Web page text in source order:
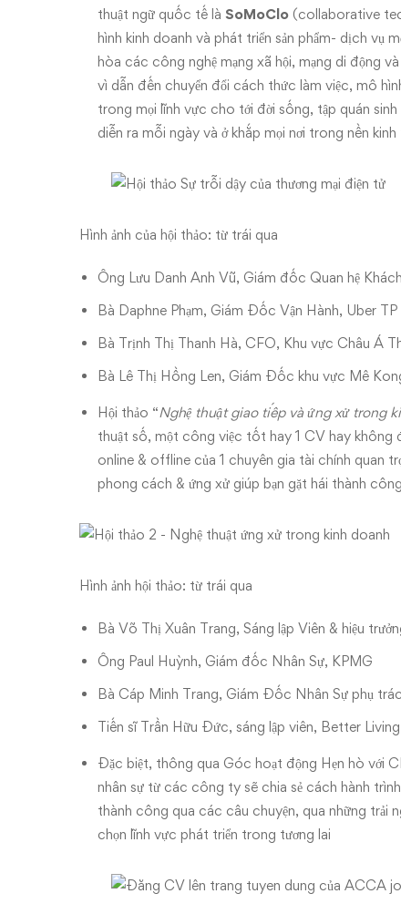
thuật ngữ quốc tế là SoMoClo (collaborative
hình kinh doanh và phát triển sản phẩm- dịch vụ
hòa các công nghệ mạng xã hội, mạng di động
vì dẫn đến chuyển đổi cách thức làm việc, mô
trong mọi lĩnh vực cho tới đời sống, tập quán
diễn ra mỗi ngày và ở khắp mọi nơi trong nền
Hình ảnh của hội thảo: từ trái qua
Ông Lưu Danh Anh Vũ, Giám đốc Quan hệ
Bà Daphne Phạm, Giám Đốc Vận Hành, Uber
Bà Trịnh Thị Thanh Hà, CFO, Khu vực Châu Á
Bà Lê Thị Hồng Len, Giám Đốc khu vực Mê
Hội thảo “Nghệ thuật giao tiếp và ứng xử trong
thuật số, một công việc tốt hay 1 CV hay không
online & offline của 1 chuyên gia tài chính quan
phong cách & ứng xử giúp bạn gặt hái thành
Hình ảnh hội thảo: từ trái qua
Bà Võ Thị Xuân Trang, Sáng lập Viên & hiệu
Ông Paul Huỳnh, Giám đốc Nhân Sự, KPMG
Bà Cáp Minh Trang, Giám Đốc Nhân Sự phụ
Tiến sĩ Trần Hữu Đức, sáng lập viên, Better Living
Đặc biệt, thông qua Góc hoạt động Hẹn hò với
nhân sự từ các công ty sẽ chia sẻ cách hành
thành công qua các câu chuyện, qua những trải
chọn lĩnh vực phát triển trong tương lai